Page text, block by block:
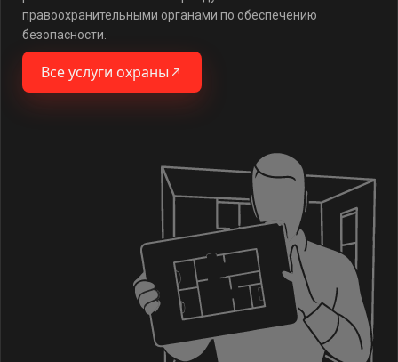
правоохранительными органами по обеспечению
безопасности.
Все услуги охраны